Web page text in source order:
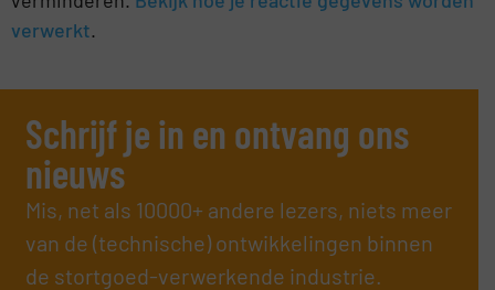
verwerkt.
Schrijf je in en ontvang ons
nieuws
Mis, net als 10000+ andere lezers, niets meer
van de (technische) ontwikkelingen binnen
de stortgoed-verwerkende industrie.